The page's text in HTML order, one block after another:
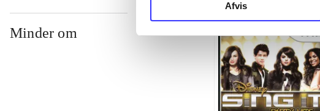
Afvis
Minder om